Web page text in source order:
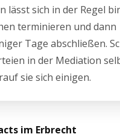
lässt sich in der Regel
terminieren und dann
Tage abschließen.
in der Mediation
sie sich einigen.
im Erbrecht